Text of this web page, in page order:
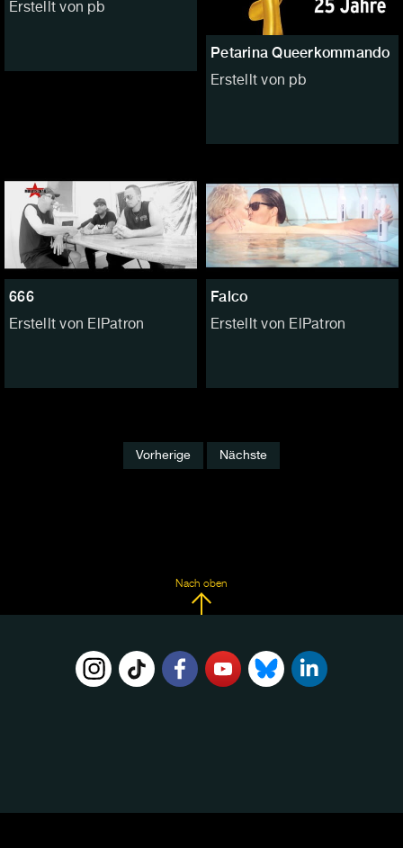
Erstellt von pb
Petarina Queerkommando
Erstellt von pb
666
Erstellt von ElPatron
Falco
Erstellt von ElPatron
Vorherige Nächste
Nach oben